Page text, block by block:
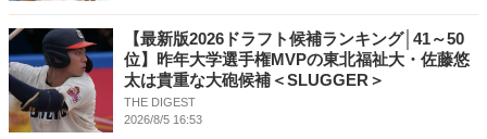
【最新版2026ドラフト候補ランキング│41～50
位】昨年大学選手権MVPの東北福祉大・佐藤悠
太は貴重な大砲候補＜SLUGGER＞
THE DIGEST
2026/8/5 16:53